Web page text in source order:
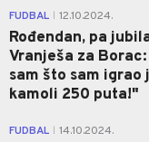
FUDBAL 12.10.2024.
Rođendan, pa
Vranješa za
sam što sam igrao
kamoli 250 puta!"
FUDBAL 14.10.2024.